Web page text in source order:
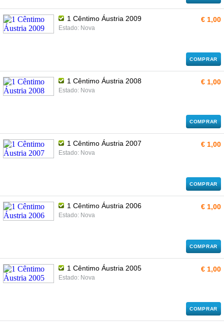
1 Cêntimo Áustria 2009
Estado: Nova
€ 1,00
COMPRAR
1 Cêntimo Áustria 2008
Estado: Nova
€ 1,00
COMPRAR
1 Cêntimo Áustria 2007
Estado: Nova
€ 1,00
COMPRAR
1 Cêntimo Áustria 2006
Estado: Nova
€ 1,00
COMPRAR
1 Cêntimo Áustria 2005
Estado: Nova
€ 1,00
COMPRAR